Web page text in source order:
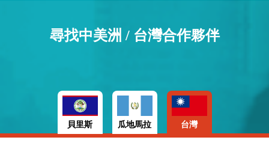
尋找中美洲 / 台灣合作夥伴
貝里斯 瓜地馬拉 台灣